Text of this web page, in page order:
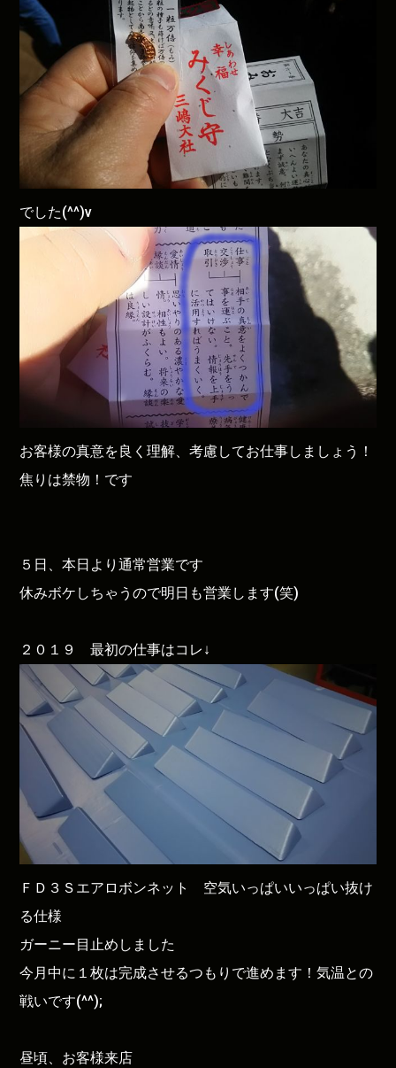
でした(^^)v
お客様の真意を良く理解、考慮してお仕事しましょう！
焦りは禁物！です
５日、本日より通常営業です
休みボケしちゃうので明日も営業します(笑)
２０１９ 最初の仕事はコレ↓
ＦＤ３Ｓエアロボンネット 空気いっぱいいっぱい抜け
る仕様
ガーニー目止めしました
今月中に１枚は完成させるつもりで進めます！気温との
戦いです(^^);
昼頃、お客様来店